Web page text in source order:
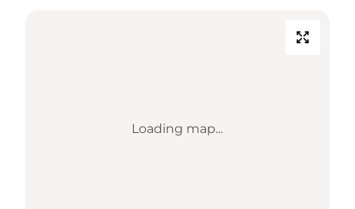
Loading map...